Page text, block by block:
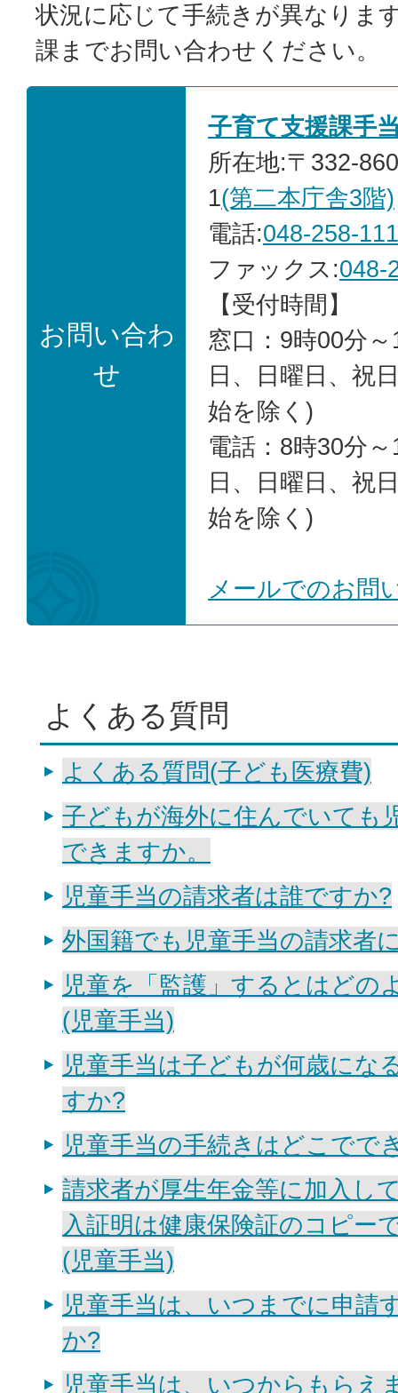
状況に応じて手続きが異なりま
課までお問い合わせください。
お問い合わ
せ
子育て支援課手
所在地:〒332-
1(第二本庁舎3階)
電話:048-258-
ファックス:048-
【受付時間】
窓口：9時00分
日、日曜日、祝
始を除く)
電話：8時30分
日、日曜日、祝
始を除く)
メールでのお問
よくある質問
よくある質問(子ども医療費)
子どもが海外に住んでいても
できますか。
児童手当の請求者は誰ですか?
外国籍でも児童手当の請求者
児童を「監護」するとはどの
(児童手当)
児童手当は子どもが何歳にな
すか?
児童手当の手続きはどこでで
請求者が厚生年金等に加入し
入証明は健康保険証のコピー
(児童手当)
児童手当は、いつまでに申請
か?
児童手当は、いつからもらえ